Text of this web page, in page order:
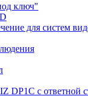
ключ"
для систем
DP1C с ответной